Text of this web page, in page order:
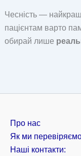
Чесність —
пацієнтам варто
обирай лише
Про нас
Як ми перевіряємо
Наші контакти: